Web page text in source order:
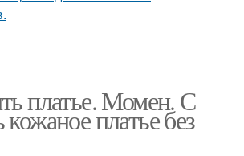
платье. Момен. С
платье без